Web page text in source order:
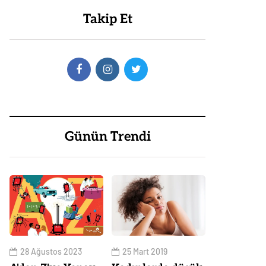
Takip Et
Günün Trendi
28 Ağustos 2023 25 Mart 2019